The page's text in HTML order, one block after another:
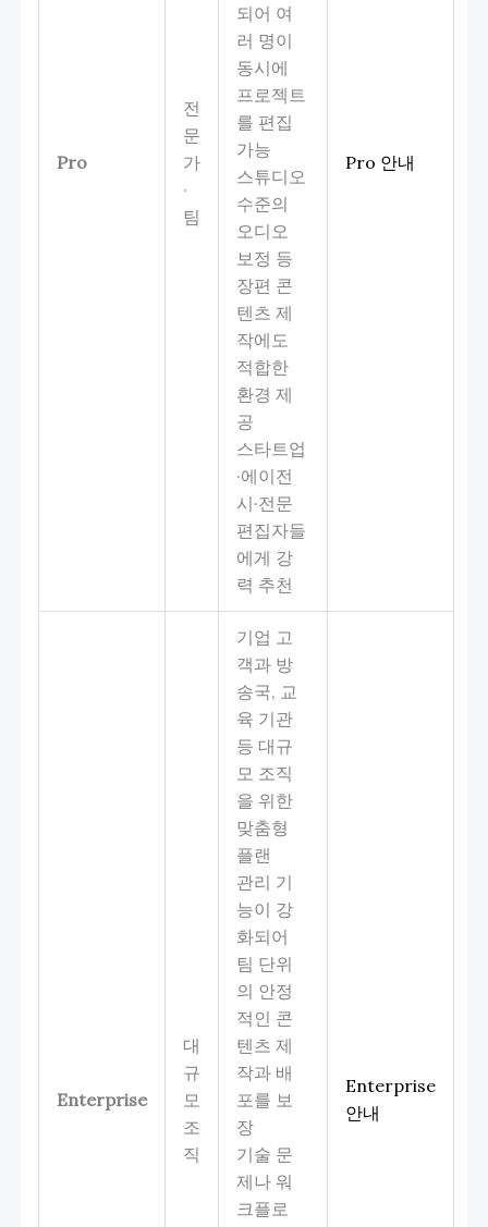
Pro
전
문
가
·
팀
되어 여
러 명이
동시에
프로젝트
를 편집
가능
스튜디오
수준의
오디오
보정 등
장편 콘
텐츠 제
작에도
적합한
환경 제
공
스타트업
·에이전
시·전문
편집자들
에게 강
력 추천
Pro 안내
Enterprise
대
규
모
조
직
기업 고
객과 방
송국, 교
육 기관
등 대규
모 조직
을 위한
맞춤형
플랜
관리 기
능이 강
화되어
팀 단위
의 안정
적인 콘
텐츠 제
작과 배
포를 보
장
기술 문
제나 워
크플로
Enterprise
안내